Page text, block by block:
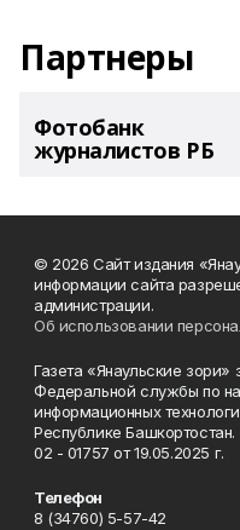
Партнеры
Фотобанк
журналистов РБ
© 2026 Сайт издания
информации сайта
администрации.
Об использовании
Газета «Янаульские
Федеральной службы по
информационных
Республике
02 - 01757 от 19.05.2025 г.
Телефон
8 (34760) 5-57-42